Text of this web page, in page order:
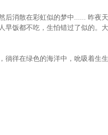
后消散在彩虹似的梦中...... 昨夜
饭都不吃，生怕错过了似的。大
徜徉在绿色的海洋中，吮吸着生